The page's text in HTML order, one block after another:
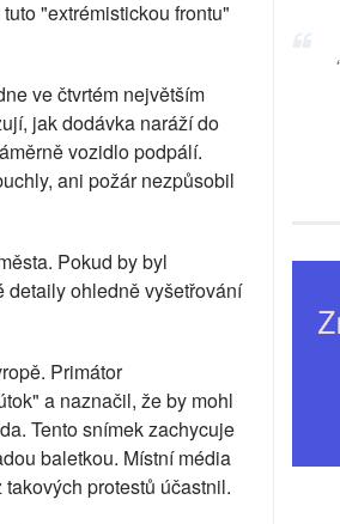
"extrémistickou frontu"
ve čtvrtém největším
jak dodávka naráží do
vozidlo podpálí.
ani požár nezpůsobil
Pokud by byl
detaily ohledně vyšetřování
Primátor
a naznačil, že by mohl
Tento snímek zachycuje
baletkou. Místní média
protestů účastnil.